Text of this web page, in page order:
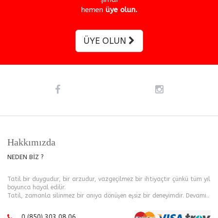
hemen üye olun.
ÜYE OLUN
Hakkımızda
NEDEN BİZ ?
Tatil bir duygudur, bir arzudur, vazgeçilmez bir ihtiyaçtır çünkü tüm yıl
boyunca hayal edilir.
Tatil, zamanla silinmez bir anıya dönüşen eşsiz bir deneyimdir. Devamı..